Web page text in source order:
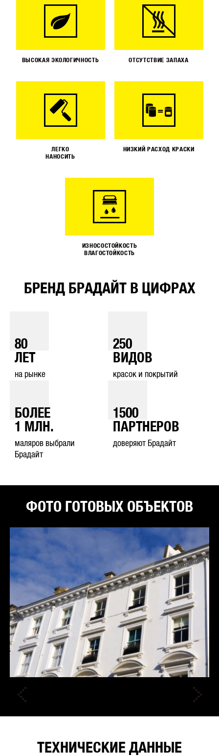
ВЫСОКАЯ ЭКОЛОГИЧНОСТЬ ОТСУТСТВИЕ ЗАПАХА
ЛЕГКО
НАНОСИТЬ
НИЗКИЙ РАСХОД КРАСКИ
ИЗНОСОСТОЙКОСТЬ
ВЛАГОСТОЙКОСТЬ
БРЕНД БРАДАЙТ В ЦИФРАХ
80
ЛЕТ
на рынке
250
ВИДОВ
красок и покрытий
БОЛЕЕ
1
МЛН.
маляров выбрали
Брадайт
1500
ПАРТНЕРОВ
доверяют Брадайт
ФОТО ГОТОВЫХ ОБЪЕКТОВ
ТЕХНИЧЕСКИЕ ДАННЫЕ